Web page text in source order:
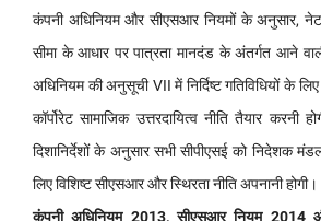
कंपनी अधिनियम और सीएसआर नियमों के अनुसार,
सीमा के आधार पर पात्रता मानदंड के अंतर्गत आने
अधिनियम की अनुसूची VII में निर्दिष्ट गतिविधियों के
कॉर्पोरेट सामाजिक उत्तरदायित्व नीति तैयार करनी
दिशानिर्देशों के अनुसार सभी सीपीएसई को निदेशक
लिए विशिष्ट सीएसआर और स्थिरता नीति अपनानी होगी।
कंपनी अधिनियम 2013, सीएसआर नियम 2014 और